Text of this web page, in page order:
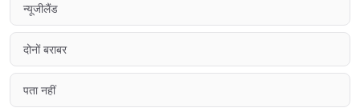
न्यूजीलैंड
दोनों बराबर
पता नहीं